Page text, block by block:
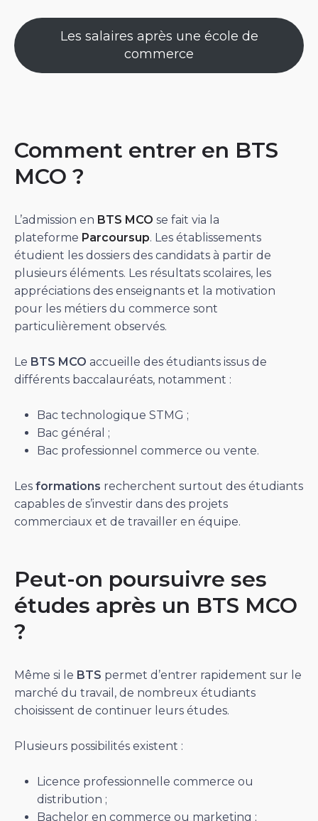
Les salaires après une école de
commerce
Comment entrer en BTS
MCO ?
L’admission en BTS MCO se fait via la
plateforme Parcoursup. Les établissements
étudient les dossiers des candidats à partir de
plusieurs éléments. Les résultats scolaires, les
appréciations des enseignants et la motivation
pour les métiers du commerce sont
particulièrement observés.
Le BTS MCO accueille des étudiants issus de
différents baccalauréats, notamment :
Bac technologique STMG ;
Bac général ;
Bac professionnel commerce ou vente.
Les formations recherchent surtout des étudiants
capables de s’investir dans des projets
commerciaux et de travailler en équipe.
Peut-on poursuivre ses
études après un BTS MCO
?
Même si le BTS permet d’entrer rapidement sur le
marché du travail, de nombreux étudiants
choisissent de continuer leurs études.
Plusieurs possibilités existent :
Licence professionnelle commerce ou
distribution ;
Bachelor en commerce ou marketing ;